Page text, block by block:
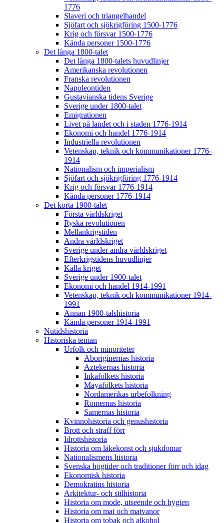
1776
Slaveri och triangelhandel
Sjöfart och sjökrigföring 1500-1776
Krig och försvar 1500-1776
Kända personer 1500-1776
Det långa 1800-talet
Det långa 1800-talets huvudlinjer
Amerikanska revolutionen
Franska revolutionen
Napoleontiden
Gustavianska tidens Sverige
Sverige under 1800-talet
Emigrationen
Livet på landet och i staden 1776-1914
Ekonomi och handel 1776-1914
Industriella revolutionen
Vetenskap, teknik och kommunikationer 1776-
1914
Nationalism och imperialism
Sjöfart och sjökrigföring 1776-1914
Krig och försvar 1776-1914
Kända personer 1776-1914
Det korta 1900-talet
Första världskriget
Ryska revolutionen
Mellankrigstiden
Andra världskriget
Sverige under andra världskriget
Efterkrigstidens huvudlinjer
Kalla kriget
Sverige under 1900-talet
Ekonomi och handel 1914-1991
Vetenskap, teknik och kommunikationer 1914-
1991
Annan 1900-talshistoria
Kända personer 1914-1991
Nutidshistoria
Historiska teman
Urfolk och minoriteter
Aboriginernas historia
Aztekernas historia
Inkafolkets historia
Mayafolkets historia
Nordamerikas urbefolkning
Romernas historia
Samernas historia
Kvinnohistoria och genushistoria
Brott och straff förr
Idrottshistoria
Historia om läkekonst och sjukdomar
Nationalismens historia
Svenska högtider och traditioner förr och idag
Ekonomisk historia
Demokratins historia
Arkitektur- och stilhistoria
Historia om mode, utseende och hygien
Historia om mat och matvanor
Historia om tobak och alkohol